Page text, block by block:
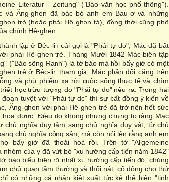
Literatur - Zeitung" ("Báo văn học phổ thông").
và Ăng-ghen đã bác bỏ anh em Bau-ơ và những
trẻ (hoặc phải Hê-ghen tả), đồng thời cũng phê
chính Hê-ghen.
lập ở Béc-lin cái gọi là "Phái tự do", Mác đã bất
phái Hê-ghen trẻ. Tháng Mười 1842 Mác biên tập
("Báo sông Ranh") là tờ báo mà hồi bấy giờ có một
trẻ ở Béc-lin tham gia, Mác phản đối đăng trên
và phù phiếm xa rời cuộc sống thực tế và chìm
học trừu tượng do "Phái tự do" nêu ra. Trong hai
tuyệt với "Phái tự do" thì sự bất đồng ý kiến về
Ăng-ghen với phái Hê-ghen trẻ đã trở nên hết sức
hoà được. Điều đó không những chứng tỏ rằng Mác
chủ nghĩa duy tâm sang chủ nghĩa duy vật, từ chủ
chủ nghĩa cộng sản, mà còn nói lên rằng anh em
bấy giờ đã thoái hoá rồi. Trên tờ "Allgemeine
nhóm của y đã vứt bỏ "xu hướng cấp tiến năm 1842"
báo biểu hiện rõ nhất xu hướng cấp tiến đó; chúng
chủ quan tầm thường và thối nát, cổ động cho thứ
có những cá nhân kiệt xuất tức kẻ thể hiện "tinh